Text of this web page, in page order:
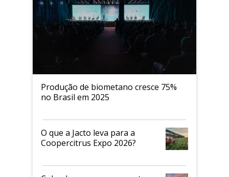
Produção de biometano cresce 75%
no Brasil em 2025
O que a Jacto leva para a
Coopercitrus Expo 2026?